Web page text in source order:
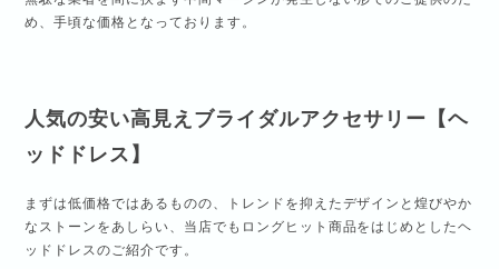
め、手頃な価格となっております。
人気の安い高見えブライダルアクセサリー【ヘ
ッドドレス】
まずは低価格ではあるものの、トレンドを抑えたデザインと煌びやか
なストーンをあしらい、当店でもロングヒット商品をはじめとしたヘ
ッドドレスのご紹介です。